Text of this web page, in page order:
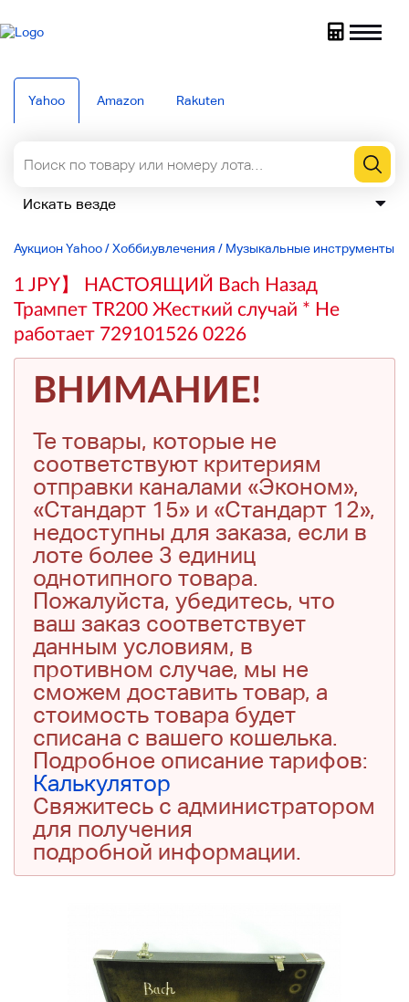
Yahoo Amazon Rakuten
Аукцион Yahoo/Хобби,увлечения / Музыкальные инструменты
1 JPY】 НАСТОЯЩИЙ Bach Назад
Трампет TR200 Жесткий случай * Не
работает 729101526 0226
ВНИМАНИЕ!
Те товары, которые не
соответствуют критериям
отправки каналами «Эконом»,
«Стандарт 15» и «Стандарт 12»,
недоступны для заказа, если в
лоте более 3 единиц
однотипного товара.
Пожалуйста, убедитесь, что
ваш заказ соответствует
данным условиям, в
противном случае, мы не
сможем доставить товар, а
стоимость товара будет
списана с вашего кошелька.
Подробное описание тарифов:
Калькулятор
Свяжитесь с администратором
для получения
подробной информации.